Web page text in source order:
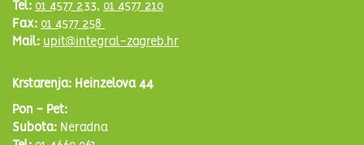
Tel: 01 4577 233, 01 4577 210
Fax: 01 4577 258
Mail: upit@integral-zagreb.hr
Krstarenja: Heinzelova 44
Pon - Pet:
Subota: Neradna